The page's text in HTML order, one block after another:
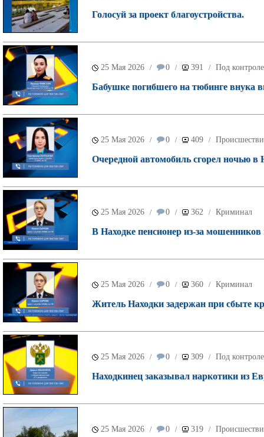
Голосуй за проект благоустройства.
25 Мая 2026 / 0 / 391 / Под
Бабушке погибшего на тюбинге внука
25 Мая 2026 / 0 / 409 /
Очередной автомобиль сгорел ночью в
25 Мая 2026 / 0 / 362 / Криминал
В Находке пенсионер из-за
25 Мая 2026 / 0 / 360 / Криминал
Житель Находки задержан при сбыте
25 Мая 2026 / 0 / 309 / Под
Находкинец заказывал наркотики из
25 Мая 2026 / 0 / 319 /